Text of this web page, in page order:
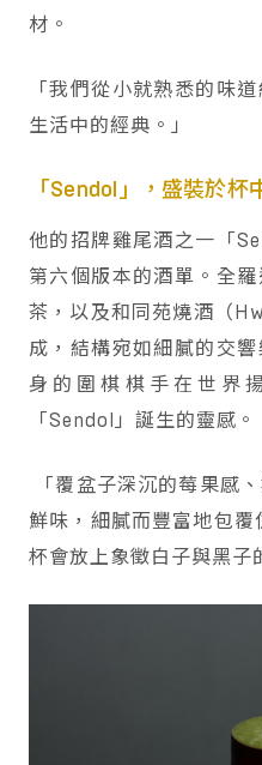
材。
「我們從小就熟悉的味
生活中的經典。」
「Sendol」，盛裝於杯
他的招牌雞尾酒之一「
第六個版本的酒單。全
茶，以及和同苑燒酒（
成，結構宛如細膩的交
身的圍棋棋手在世界
「Sendol」誕生的靈感。
「覆盆子深沉的莓果感
鮮味，細膩而豐富地包
杯會放上象徵白子與黑子